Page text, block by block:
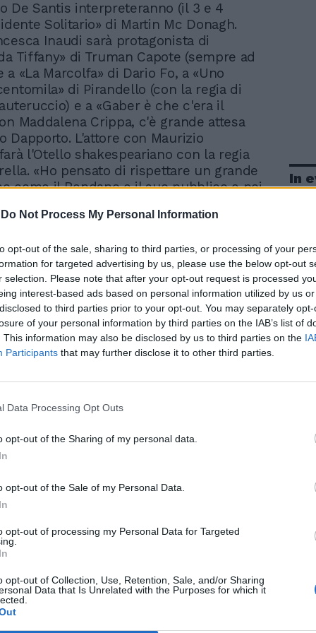
Do Not Process My Personal Information
opt-out of the sale, sharing to third parties, or processing of your
for targeted advertising by us, please use the below opt-out
selection. Please note that after your opt-out request is processed
interest-based ads based on personal information utilized by us
to third parties prior to your opt-out. You may separately
of your personal information by third parties on the IAB’s list of
This information may also be disclosed by us to third parties on the
Participants that may further disclose it to other third parties.
Data Processing Opt Outs
opt-out of the Sharing of my personal data.
opt-out of the Sale of my Personal Data.
opt-out of processing my Personal Data for Targeted
opt-out of Collection, Use, Retention, Sale, and/or Sharing
Data that Is Unrelated with the Purposes for which it
De Santis interpreteranno (il 3 e 4
Solitario» di Martin Mc Donagh.
Inaudi sarà protagonista di
Tiffany» di Truman Capote (sempre ad
a «La Marcolfa» di Dario Fo, a «Uno
di Pirandello (con la regia di
e a «Gaber è che c'era il
Maddalena Crippa, c'è grande attesa
Dapporto. L'attore con Maurizio
l'Otello shakespeariano con la regia
«Ho pensato di rispettare un grande
come il Rendano e il suo pubblico e poi
che, attraverso i lavori di alcune
la donna nella società di ieri e di oggi -
Russinova cresciuta a Trieste ma ormai
di Trastevere - Ecco allora" la
Dario Fò e il testo cult di Gaber rivisitato
Crippa. Ancora la donna al centro di
Tiffany", diretto da Piero Macarinelli,
la leggiadra e tenera fragilità di una
all'"Otello" di Garella con Dapporto e
carnefice. E sempre la donna è ago
"Occidente Solitario", con
e Filippo Nigro». Din. Dis.
In
Trump, Meloni e la strategia